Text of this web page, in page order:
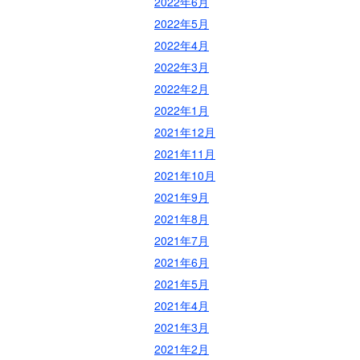
2022年5月
2022年4月
2022年3月
2022年2月
2022年1月
2021年12月
2021年11月
2021年10月
2021年9月
2021年8月
2021年7月
2021年6月
2021年5月
2021年4月
2021年3月
2021年2月